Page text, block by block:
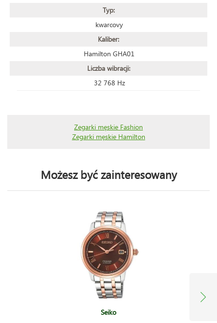
Typ:
kwarcovy
Kaliber:
Hamilton GHA01
Liczba wibracji:
32 768 Hz
Zegarki męskie Fashion
Zegarki męskie Hamilton
Możesz być zainteresowany
Seiko